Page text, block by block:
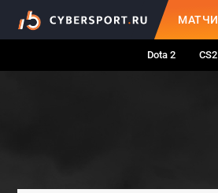
МАТЧИ
Dota 2 CS2